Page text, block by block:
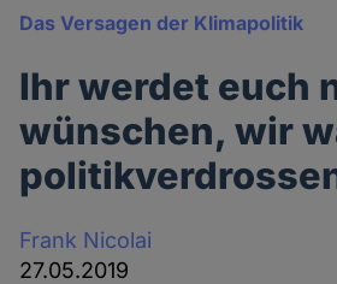
Das Versagen der Klimapolitik
Ihr werdet euch
wünschen, wir
Frank Nicolai
27.05.2019